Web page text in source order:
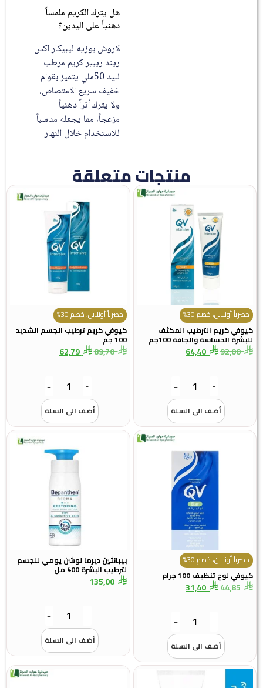
هل يترك الكريم ملمساً
دهنياً على اليدين؟
لاروش بوزيه ليبيكار اكس
ريند ريبير كريم مرطب
لليد 50ملي يتميز بقوام
خفيف سريع الامتصاص،
ولا يترك أثراً دهنياً
مزعجاً، مما يجعله مناسباً
للاستخدام خلال النهار
منتجات متعلقة
أونلاين، خصم 30%
كريم الترطيب المكثف
الحساسة والجافة 100جم
64,40
أضف الى السلة
حصرياً أونلاين، خصم 30%
كيوفي كريم ترطيب الجسم الشديد
100 جم
89,70
62,79
أضف الى السلة
أونلاين، خصم 30%
تنظيف 100 جرام
31,40
أضف الى السلة
بيبانثين ديرما لوشن يومي للجسم
لترطيب البشرة 400 مل
135,00
أضف الى السلة